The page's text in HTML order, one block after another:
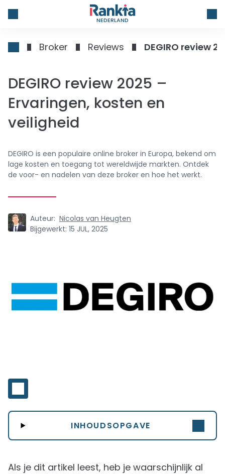
NEDERLAND
Broker Reviews DEGIRO review
DEGIRO review 2025 –
Ervaringen, kosten en
veiligheid
DEGIRO is een populaire online broker in Europa, bekend om
lage kosten en toegang tot wereldwijde markten. Ontdek
de voor- en nadelen van deze broker en hoe het werkt.
Auteur: Nicolas van Heugten
Bijgewerkt: 15 JUL, 2025
INHOUDSOPGAVE
Als je dit artikel leest, heb je waarschijnlijk al